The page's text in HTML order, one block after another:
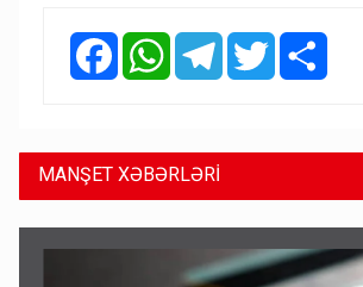
FacebookWhatsAppTelegramTwitter
MANŞET XƏBƏRLƏRİ